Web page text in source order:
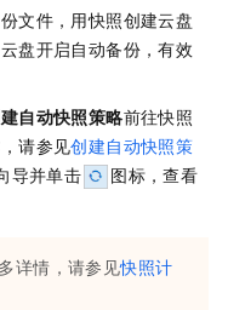
文件，用快照创建云盘
盘开启自动备份，有效
自动快照策略前往快照
请参见创建自动快照策
导并单击
图标，查看
详情，请参见快照计